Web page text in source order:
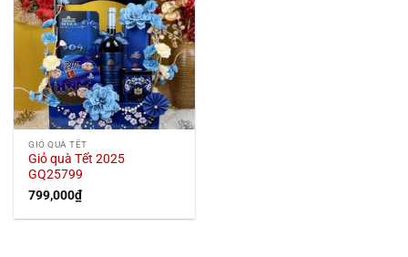
GIỎ QUÀ TẾT
Giỏ quà Tết 2025
GQ25799
799,000₫